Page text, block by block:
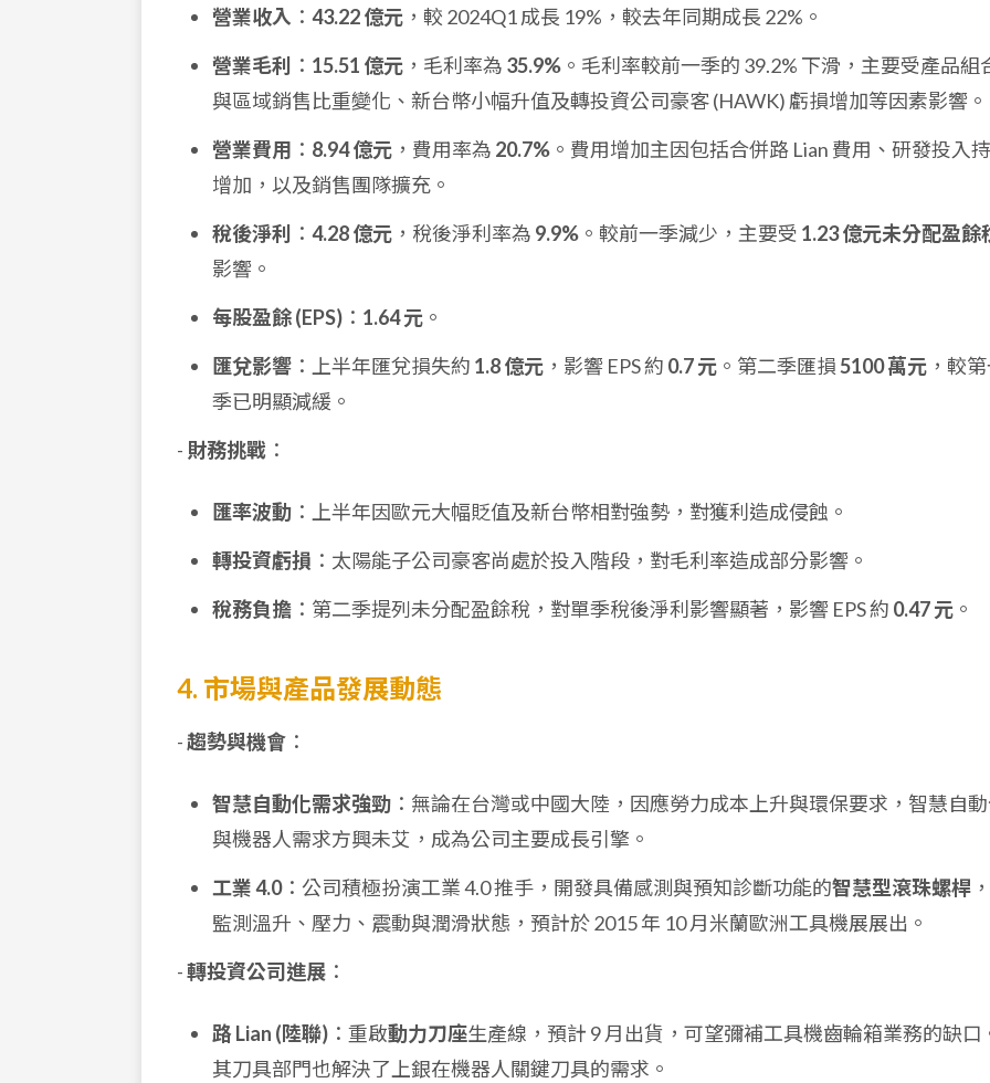
營業收入 ： 43.22 億元 ，較 2024Q1 成長 19%，較去年同期成長 22%。
營業毛利
： 15.51 億元 ，毛利率為 35.9% 。毛利率較前一季的 39.2% 下滑，主要受產品組
與區域銷售比重變化、新台幣小幅升值及轉投資公司豪客 (HAWK) 虧損增加等因素影響。
營業費用 ： 8.94 億元 ，費用率為 20.7% 。費用增加主因包括合併路 Lian 費用、研發投入
增加，以及銷售團隊擴充。
稅後淨利
： 4.28 億元 ，稅後淨利率為 9.9% 。較前一季減少，主要受 1.23 億元未分配盈餘
影響。
每股盈餘 (EPS) ： 1.64 元 。
匯兌影響 ：上半年匯兌損失約 1.8 億元 ，影響 EPS 約 0.7 元 。第二季匯損5100 萬元 ，較
季已明顯減緩。
- 財務挑戰 ：
匯率波動 ：上半年因歐元大幅貶值及新台幣相對強勢，對獲利造成侵蝕。
轉投資虧損 ：太陽能子公司豪客尚處於投入階段，對毛利率造成部分影響。
稅務負擔 ：第二季提列未分配盈餘稅，對單季稅後淨利影響顯著，影響 EPS 約 0.47 元 。
4. 市場與產品發展動態
-趨勢與機會 ：
智慧自動化需求強勁 ：無論在台灣或中國大陸，因應勞力成本上升與環保要求，智慧自
與機器人需求方興未艾，成為公司主要成長引擎。
工業 4.0：公司積極扮演工業 4.0 推手，開發具備感測與預知診斷功能的智慧型滾珠螺桿
監測溫升、壓力、震動與潤滑狀態，預計於 2015 年 10 月米蘭歐洲工具機展展出。
-轉投資公司進展 ：
路 Lian (陸聯) ：重啟動力刀座生產線，預計 9 月出貨，可望彌補工具機齒輪箱業務的缺口
其刀具部門也解決了上銀在機器人關鍵刀具的需求。